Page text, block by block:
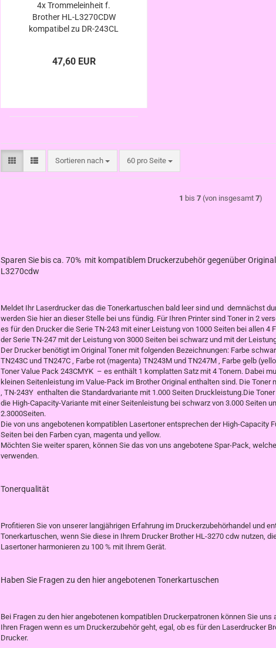
4x Trommeleinheit f.
Brother HL-L3270CDW
kompatibel zu DR-243CL
47,60 EUR
Sortieren nach
Sortieren nach 60 pro Seite
pro Seite
1 bis 7 (von insgesamt 7)
Sparen Sie bis ca. 70% mit kompatiblem Druckerzubehör gegenüber
L3270cdw
Meldet Ihr Laserdrucker das die Tonerkartuschen bald leer sind und demnächst
werden Sie hier an dieser Stelle bei uns fündig. Für Ihren Printer sind Toner in 2
es für den Drucker die Serie TN-243 mit einer Leistung von 1000 Seiten bei allen 4
der Serie TN-247 mit der Leistung von 3000 Seiten bei schwarz und mit der
Der Drucker benötigt im Original Toner mit folgenden Bezeichnungen: Farbe
TN243C und TN247C , Farbe rot (magenta) TN243M und TN247M , Farbe gelb
Toner Value Pack 243CMYK – es enthält 1 komplatten Satz mit 4 Tonern. Dabei
kleinen Seitenleistung im Value-Pack im Brother Original enthalten sind. Die Toner
, TN-243Y enthalten die Standardvariante mit 1.000 Seiten Druckleistung.Die
die High-Capacity-Variante mit einer Seitenleistung bei schwarz von 3.000 Seiten
2.3000Seiten.
Die von uns angebotenen kompatiblen Lasertoner entsprechen der High-Capacity
Seiten bei den Farben cyan, magenta und yellow.
Möchten Sie weiter sparen, können Sie das von uns angebotene Spar-Pack,
verwenden.
Tonerqualität
Profitieren Sie von unserer langjährigen Erfahrung im Druckerzubehörhandel und
Tonerkartuschen, wenn Sie diese in Ihrem Drucker Brother HL-3270 cdw nutzen,
Lasertoner harmonieren zu 100 % mit Ihrem Gerät.
Haben Sie Fragen zu den hier angebotenen Tonerkartuschen
Bei Fragen zu den hier angebotenen kompatiblen Druckerpatronen können Sie
Ihren Fragen wenn es um Druckerzubehör geht, egal, ob es für den Laserdrucker
Drucker.